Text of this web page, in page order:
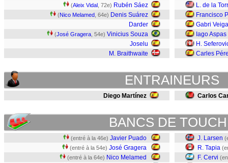
(Aleix Vidal , 72e) Rubén Sáez
(Nico Melamed , 64e) Denis Suárez
Darder
(José Gragera , 54e) Vinicius Souza
Joselu
M. Braithwaite
L. de la
Francisco
Gabri Veiga
Iago Aspas
H.
Carles
ENTRAINEURS
Diego Martínez Carlos
BANCS DE
(entré à la 46e) Javier Puado
(entré à la 54e) José Gragera
(entré à la 64e) Nico Melamed
J. Larsen
R. Tapia
F. Cervi